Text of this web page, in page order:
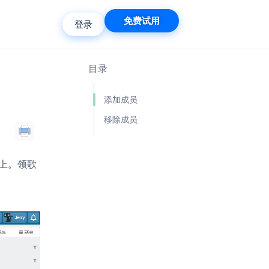
登录 免费试用
。领歌
目录
添加成员
移除成员